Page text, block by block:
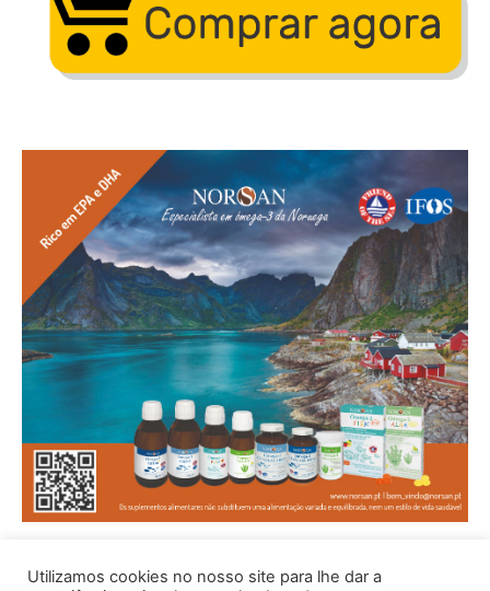
Utilizamos cookies no nosso site para lhe dar a